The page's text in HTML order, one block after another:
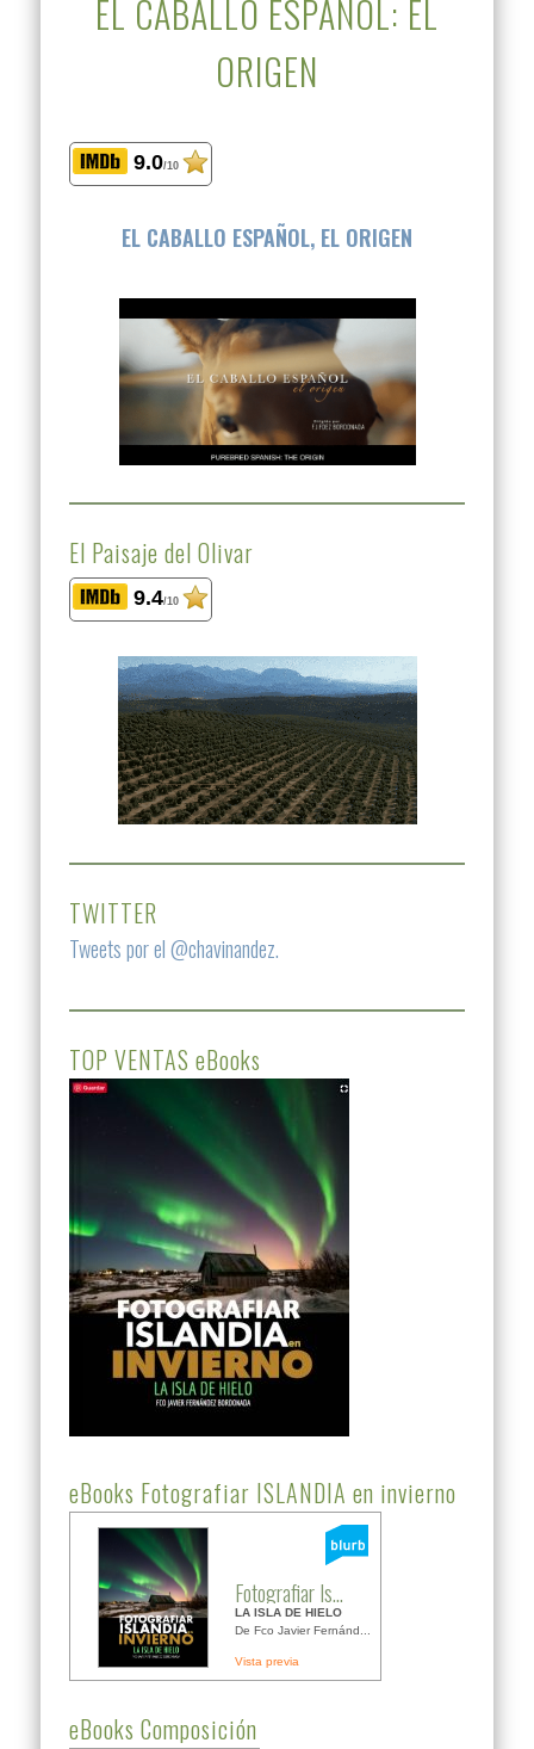
EL CABALLO ESPAÑOL: EL
ORIGEN
9.0/10
EL CABALLO ESPAÑOL, EL ORIGEN
El Paisaje del Olivar
9.4/10
TWITTER
Tweets por el @chavinandez.
TOP VENTAS eBooks
eBooks Fotografiar ISLANDIA en invierno
Fotografiar Is...
LA ISLA DE HIELO
De Fco Javier Fernánd...
Vista previa
eBooks Composición